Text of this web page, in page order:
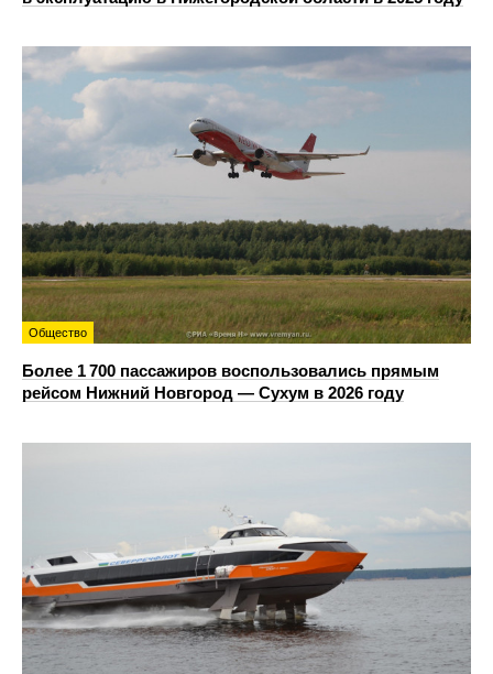
Общество
Более 1 700 пассажиров воспользовались прямым
рейсом Нижний Новгород — Сухум в 2026 году